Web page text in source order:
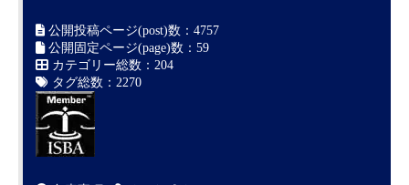
公開投稿ページ(post)数：4757
公開固定ページ(page)数：59
カテゴリー総数：204
タグ総数：2270